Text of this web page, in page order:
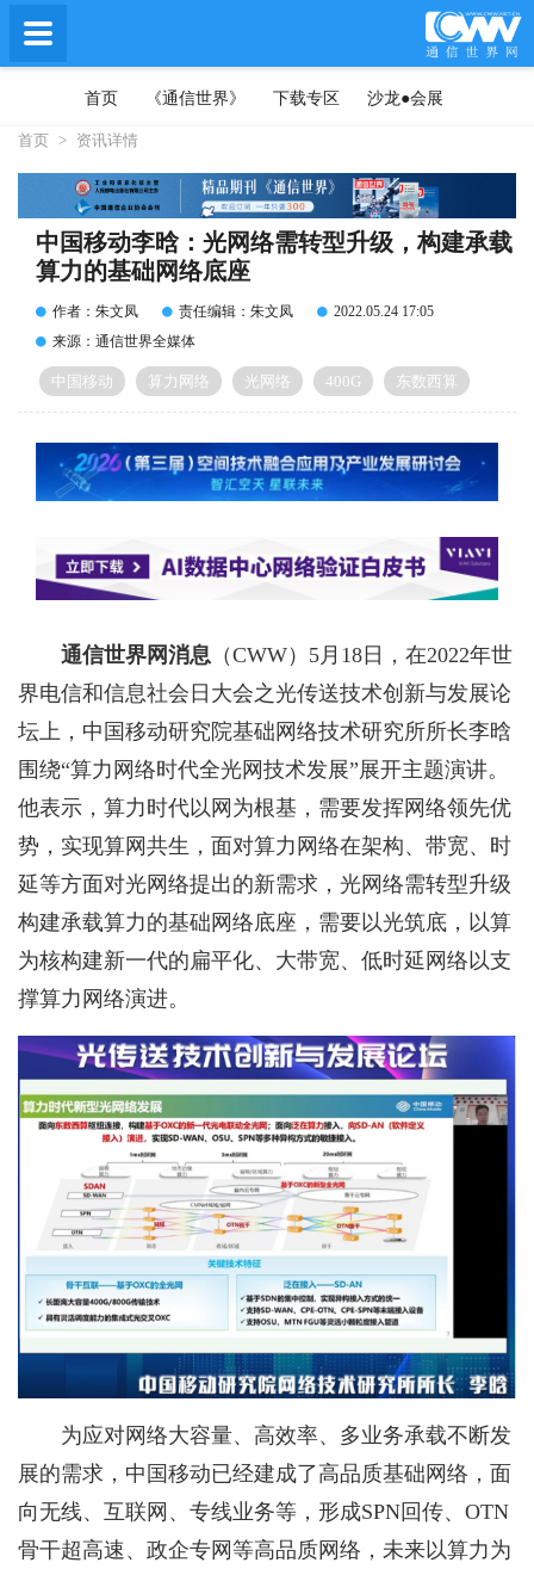
首页 《通信世界》 下载专区 沙龙●会展
首页 > 资讯详情
中国移动李晗：光网络需转型升级，构建承载
算力的基础网络底座
作者：朱文凤 责任编辑：朱文凤
2022.05.24 17:05
来源：通信世界全媒体
中国移动 算力网络 光网络 400G 东数西算
通信世界网消息 （CWW） 5月18日，在2022年世
界电信和信息社会日大会之光传送技术创新与发展论
坛上，中国移动研究院基础网络技术研究所所长李晗
围绕“算力网络时代全光网技术发展”展开主题演讲。
他表示，算力时代以网为根基，需要发挥网络领先优
势，实现算网共生，面对算力网络在架构、带宽、时
延等方面对光网络提出的新需求，光网络需转型升级
构建承载算力的基础网络底座，需要以光筑底，以算
为核构建新一代的扁平化、大带宽、低时延网络以支
撑算力网络演进。
为应对网络大容量、高效率、多业务承载不断发
展的需求，中国移动已经建成了高品质基础网络，面
向无线、互联网、专线业务等，形成SPN回传、OTN
骨干超高速、政企专网等高品质网络，未来以算力为